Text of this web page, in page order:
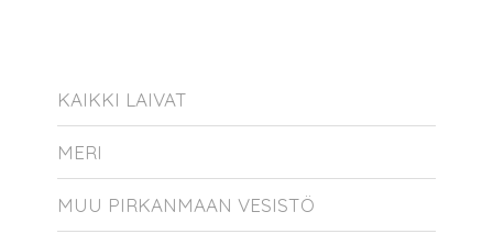
KAIKKI LAIVAT
MERI
MUU PIRKANMAAN VESISTÖ